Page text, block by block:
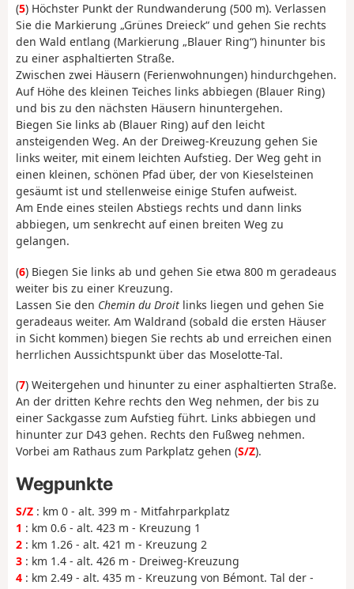
(5) Höchster Punkt der Rundwanderung (500 m). Verlassen
Sie die Markierung „Grünes Dreieck“ und gehen Sie rechts
den Wald entlang (Markierung „Blauer Ring“) hinunter bis
zu einer asphaltierten Straße.
Zwischen zwei Häusern (Ferienwohnungen) hindurchgehen.
Auf Höhe des kleinen Teiches links abbiegen (Blauer Ring)
und bis zu den nächsten Häusern hinuntergehen.
Biegen Sie links ab (Blauer Ring) auf den leicht
ansteigenden Weg. An der Dreiweg-Kreuzung gehen Sie
links weiter, mit einem leichten Aufstieg. Der Weg geht in
einen kleinen, schönen Pfad über, der von Kieselsteinen
gesäumt ist und stellenweise einige Stufen aufweist.
Am Ende eines steilen Abstiegs rechts und dann links
abbiegen, um senkrecht auf einen breiten Weg zu
gelangen.
(6) Biegen Sie links ab und gehen Sie etwa 800 m geradeaus
weiter bis zu einer Kreuzung.
Lassen Sie den Chemin du Droit links liegen und gehen Sie
geradeaus weiter. Am Waldrand (sobald die ersten Häuser
in Sicht kommen) biegen Sie rechts ab und erreichen einen
herrlichen Aussichtspunkt über das Moselotte-Tal.
(7) Weitergehen und hinunter zu einer asphaltierten Straße.
An der dritten Kehre rechts den Weg nehmen, der bis zu
einer Sackgasse zum Aufstieg führt. Links abbiegen und
hinunter zur D43 gehen. Rechts den Fußweg nehmen.
Vorbei am Rathaus zum Parkplatz gehen (S/Z).
Wegpunkte
S/Z : km 0 - alt. 399 m - Mitfahrparkplatz
1 : km 0.6 - alt. 423 m - Kreuzung 1
2 : km 1.26 - alt. 421 m - Kreuzung 2
3 : km 1.4 - alt. 426 m - Dreiweg-Kreuzung
4 : km 2.49 - alt. 435 m - Kreuzung von Bémont. Tal der -